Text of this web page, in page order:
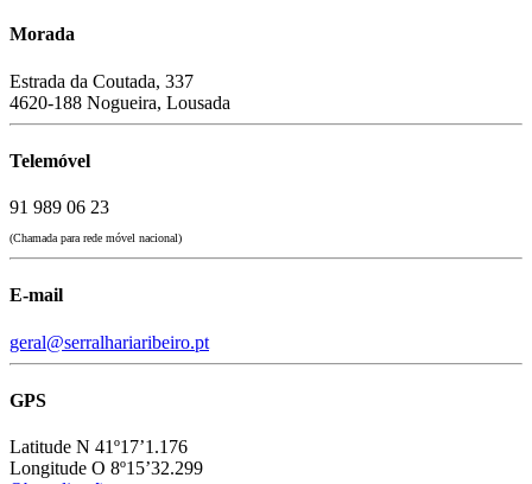
Morada
Estrada da Coutada, 337
4620-188 Nogueira, Lousada
Telemóvel
91 989 06 23
(Chamada para rede móvel nacional)
E-mail
geral@serralhariaribeiro.pt
GPS
Latitude N 41º17’1.176
Longitude O 8º15’32.299